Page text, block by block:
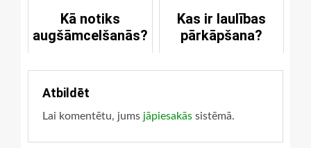
Kā notiks
augšāmcelšanās?
Kas ir laulības
pārkāpšana?
Atbildēt
Lai komentētu, jums jāpiesakās sistēmā.